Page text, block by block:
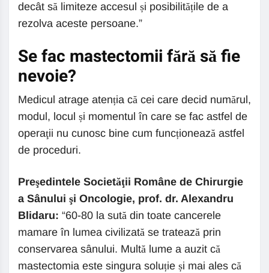
decât să limiteze accesul și posibilitățile de a
rezolva aceste persoane.”
Se fac mastectomii fără să fie
nevoie?
Medicul atrage atenția că cei care decid numărul,
modul, locul și momentul în care se fac astfel de
operaţii nu cunosc bine cum funcționează astfel
de proceduri.
Preşedintele Societăţii Române de Chirurgie
a Sânului şi Oncologie, prof. dr. Alexandru
Blidaru: “60-80 la sută din toate cancerele
mamare în lumea civilizată se tratează prin
conservarea sânului. Multă lume a auzit că
mastectomia este singura soluție și mai ales că